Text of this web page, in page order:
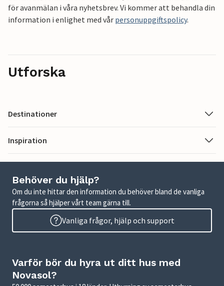
för avanmälan i våra nyhetsbrev. Vi kommer att behandla din
information i enlighet med vår personuppgiftspolicy.
Utforska
Destinationer
Inspiration
Behöver du hjälp?
Om du inte hittar den information du behöver bland de vanliga
frågorna så hjälper vårt team gärna till.
Vanliga frågor, hjälp och support
Varför bör du hyra ut ditt hus med
Novasol?